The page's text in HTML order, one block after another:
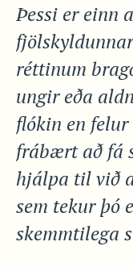
Þessi er einn
réttinum
ungir eða
flókin en
frábært að fá
hjálpa til við
sem tekur þó
skemmtilega